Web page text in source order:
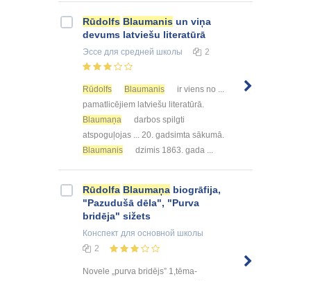
Rūdolfs Blaumanis un viņa
devums latviešu literatūrā
Эссе для средней школы 2
Rūdolfs Blaumanis
ir viens no ...
pamatlicējiem latviešu literatūrā.
Blaumaņa
darbos spilgti
atspoguļojas ... 20. gadsimta sākumā.
Blaumanis
dzimis 1863. gada ...
Rūdolfa Blaumaņa biogrāfija,
"Pazudušā dēla", "Purva
bridēja" sižets
Конспект для основной школы
2
Novele „purva bridējs” 1,tēma-